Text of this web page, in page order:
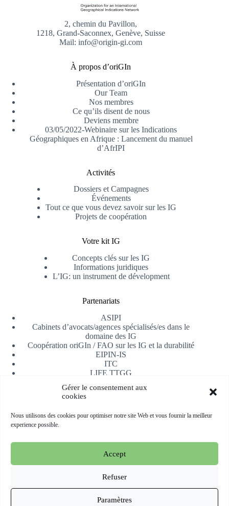
Gérer le consentement aux
cookies
Nous utilisons des cookies pour optimiser notre site Web et vous fournir la meilleur
experience possible.
Accept
Refuser
Paramètres
2, chemin du Pavillon,
1218, Grand-Saconnex, Genève, Suisse
Mail: info@origin-gi.com
À propos d’oriGIn
Présentation d’oriGIn
Our Team
Nos membres
Ce qu’ils disent de nous
Deviens membre
03/05/2022-Webinaire sur les Indications
Géographiques en Afrique : Lancement du manuel
d’AfrIPI
Activités
Dossiers et Campagnes
Événements
Tout ce que vous devez savoir sur les IG
Projets de coopération
Votre kit IG
Concepts clés sur les IG
Informations juridiques
L’IG: un instrument de dévelopment
Partenariats
ASIPI
Cabinets d’avocats/agences spécialisés/es dans le
domaine des IG
Coopération oriGIn / FAO sur les IG et la durabilité
EIPIN-IS
ITC
LIFE TTGG
AfrIPI
Recevoir notre newsletter
S'inscrire
Copyright © 2026 oriGIn | Organization for an International
Geographical Indications Network -Site web hébergé et géré